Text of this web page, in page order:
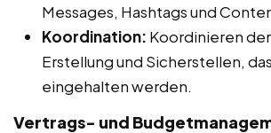
Messages, Hashtags und
Koordination: Koordinieren
Erstellung und Sicherstellen,
eingehalten werden.
Vertrags- und